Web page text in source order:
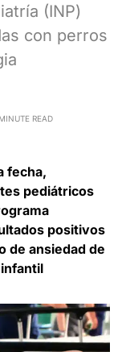
(INP)
con perros
READ
fecha,
pediátricos
positivos
de ansiedad de